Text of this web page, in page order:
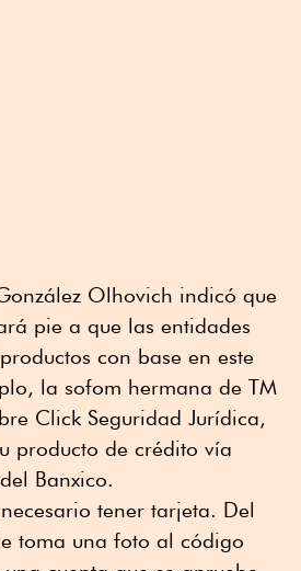
Olhovich indicó que
pie a que las entidades
con base en este
la sofom hermana de TM
Click Seguridad Jurídica,
producto de crédito vía
Banxico.
tener tarjeta. Del
toma una foto al código